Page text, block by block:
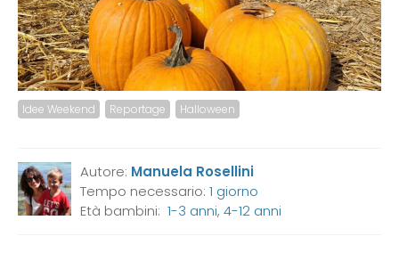
Idee Weekend Reportage Halloween
Autore: Manuela Rosellini
Tempo necessario: 1 giorno
Età bambini: 1-3 anni, 4-12 anni